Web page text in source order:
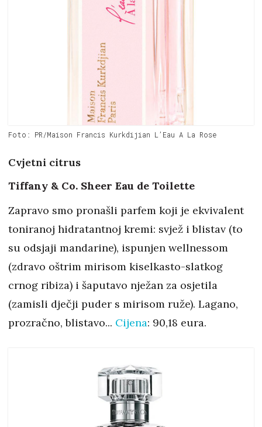
Foto: PR/Maison Francis Kurkdijian L’Eau A La Rose
Cvjetni citrus
Tiffany & Co. Sheer Eau de Toilette
Zapravo smo pronašli parfem koji je ekvivalent
toniranoj hidratantnoj kremi: svjež i blistav (to
su odsjaji mandarine), ispunjen wellnessom
(zdravo oštrim mirisom kiselkasto-slatkog
crnog ribiza) i šaputavo nježan za osjetila
(zamisli dječji puder s mirisom ruže). Lagano,
prozračno, blistavo... Cijena: 90,18 eura.